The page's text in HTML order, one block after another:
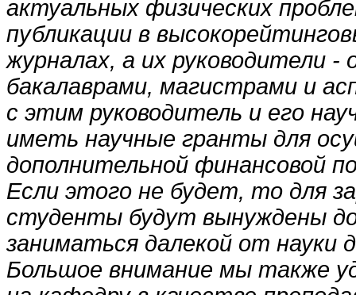
актуальных физических
публикации в
журналах, а их руководители -
бакалаврами, магистрами и
с этим руководитель и его
иметь научные гранты для
дополнительной финансовой
Если этого не будет, то для
студенты будут вынуждены
заниматься далекой от науки
Большое внимание мы также